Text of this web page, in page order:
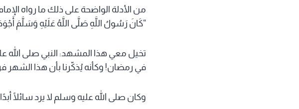
من الأدلة الواضحة على ذلك ما رواه
“كَانَ رَسُولُ اللَّهِ صَلَّى اللَّهُ عَلَيْهِ وَسَلَّمَ
تخيل معي هذا المشهد: النبي صلى الله
في رمضان! وكأنه يُذكّرنا بأن هذا الشهر
وكان صلى الله عليه وسلم لا يرد سائلًا